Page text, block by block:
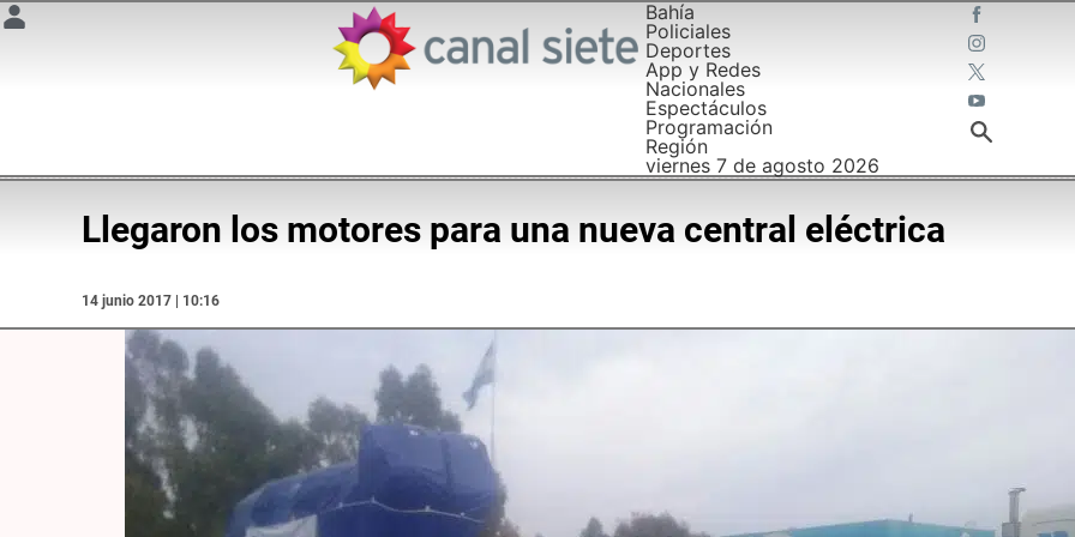
Bahía
Policiales
Deportes
App y Redes
Nacionales
Espectáculos
Programación
Región
viernes 7 de agosto 2026
Llegaron los motores para una nueva central eléctrica
14 junio 2017 | 10:16